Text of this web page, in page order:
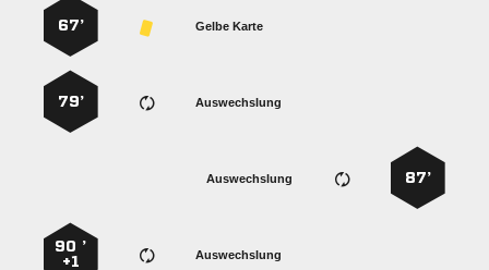
Gelbe Karte
67’
Auswechslung
79’
87’
Auswechslung
Auswechslung
90 ’
+1